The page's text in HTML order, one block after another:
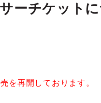
ーチケット
を再開しております。